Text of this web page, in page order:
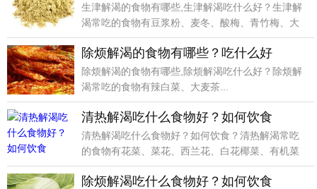
生津解渴的食物有哪些,生津解渴吃什么好？生津解
渴常吃的食物有豆浆粉、麦冬、酸梅、青竹梅、大
叶冬青..
除烦解渴的食物有哪些？吃什么好
除烦解渴的食物有哪些,除烦解渴吃什么好？除烦解
渴常吃的食物有辣白菜、大麦茶...
清热解渴吃什么食物好？如何饮食
清热解渴吃什么食物好？如何饮食？清热解渴常吃
的食物有花菜、菜花、西兰花、白花椰菜、有机菜
花、紫菜花、
除烦解渴吃什么食物好？如何饮食